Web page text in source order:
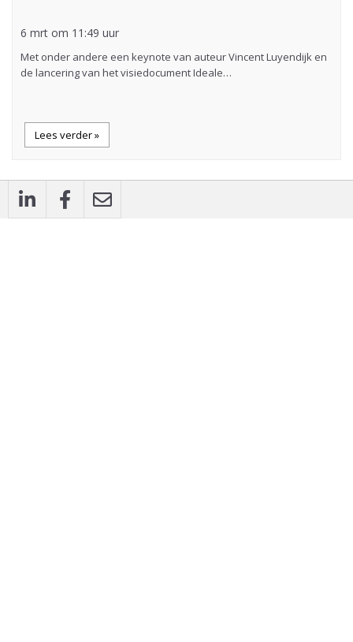
6 mrt om 11:49 uur
Met onder andere een keynote van auteur Vincent Luyendijk en
de lancering van het visiedocument Ideale…
Lees verder »